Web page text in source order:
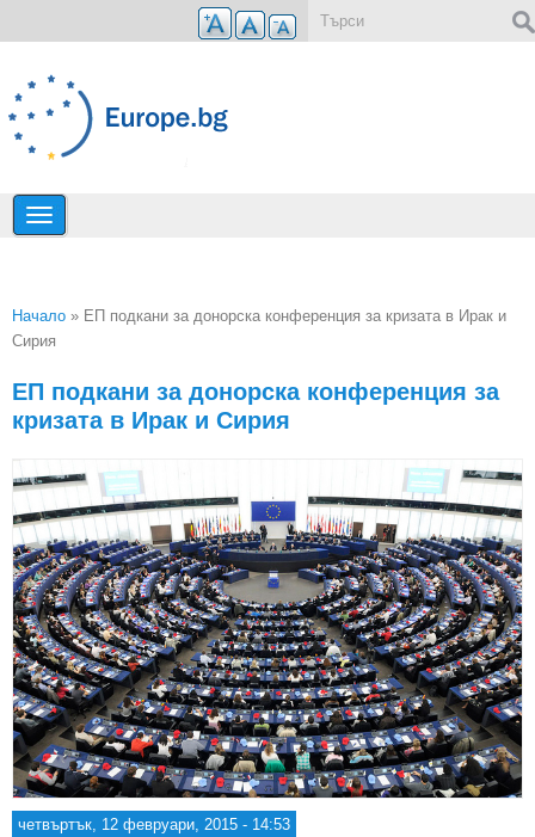
Премини към основното съдържание
Вие сте тук
Начало » ЕП подкани за донорска конференция за кризата в Ирак и
Сирия
ЕП подкани за донорска конференция за
кризата в Ирак и Сирия
четвъртък, 12 февруари, 2015 - 14:53